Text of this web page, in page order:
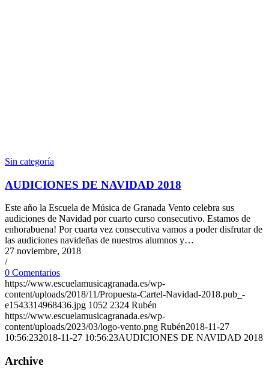
Sin categoría
AUDICIONES DE NAVIDAD 2018
Este año la Escuela de Música de Granada Vento celebra sus
audiciones de Navidad por cuarto curso consecutivo. Estamos de
enhorabuena! Por cuarta vez consecutiva vamos a poder disfrutar de
las audiciones navideñas de nuestros alumnos y…
27 noviembre, 2018
/
0 Comentarios
https://www.escuelamusicagranada.es/wp-
content/uploads/2018/11/Propuesta-Cartel-Navidad-2018.pub_-
e1543314968436.jpg 1052 2324 Rubén
https://www.escuelamusicagranada.es/wp-
content/uploads/2023/03/logo-vento.png Rubén2018-11-27
10:56:232018-11-27 10:56:23AUDICIONES DE NAVIDAD 2018
Archive